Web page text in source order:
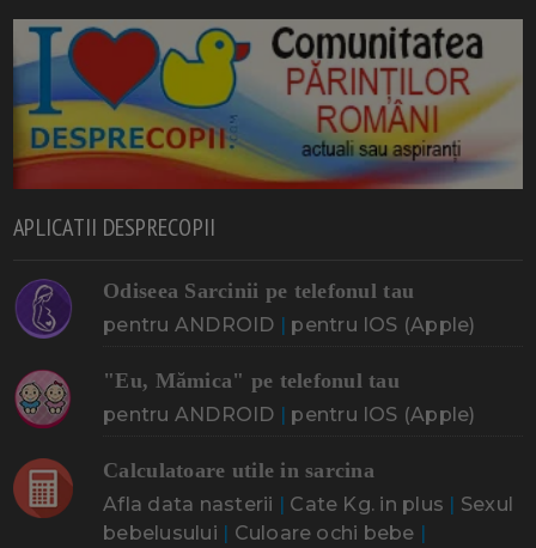
APLICATII DESPRECOPII
Odiseea Sarcinii pe telefonul tau
pentru ANDROID | pentru IOS (Apple)
"Eu, Mămica" pe telefonul tau
pentru ANDROID | pentru IOS (Apple)
Calculatoare utile in sarcina
Afla data nasterii | Cate Kg. in plus | Sexul
bebelusului | Culoare ochi bebe |